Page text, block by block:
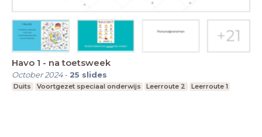
Havo 1 - na toetsweek
October 2024- 25 slides
Duits Voortgezet speciaal onderwijs Leerroute 2 Leerroute 1